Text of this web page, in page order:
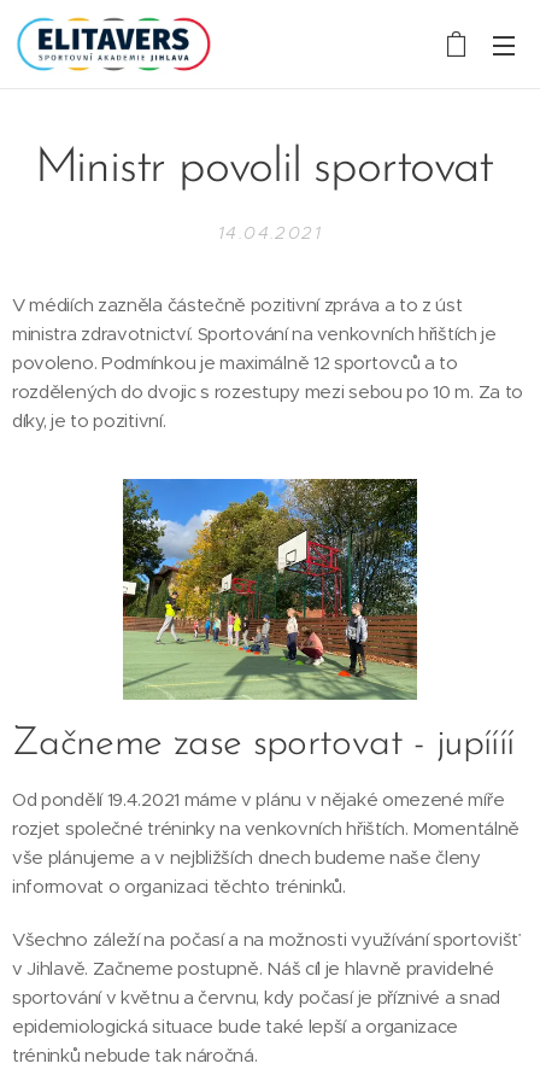
Ministr povolil sportovat
14.04.2021
V médiích zazněla částečně pozitivní zpráva a to z úst
ministra zdravotnictví. Sportování na venkovních hřištích je
povoleno. Podmínkou je maximálně 12 sportovců a to
rozdělených do dvojic s rozestupy mezi sebou po 10 m. Za to
díky, je to pozitivní.
Začneme zase sportovat - jupíííí
Od pondělí 19.4.2021 máme v plánu v nějaké omezené míře
rozjet společné tréninky na venkovních hřištích. Momentálně
vše plánujeme a v nejbližších dnech budeme naše členy
informovat o organizaci těchto tréninků.
Všechno záleží na počasí a na možnosti využívání sportovišť
v Jihlavě. Začneme postupně. Náš cíl je hlavně pravidelné
sportování v květnu a červnu, kdy počasí je příznivé a snad
epidemiologická situace bude také lepší a organizace
tréninků nebude tak náročná.